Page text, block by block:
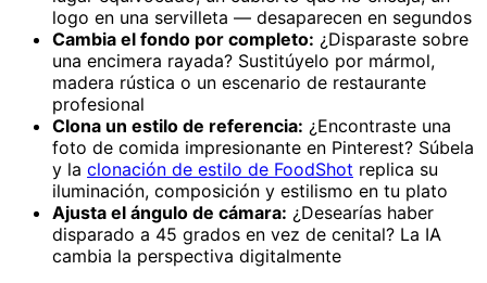
logo en una servilleta — desaparecen en segundos
Cambia el fondo por completo: ¿Disparaste sobre
una encimera rayada? Sustitúyelo por mármol,
madera rústica o un escenario de restaurante
profesional
Clona un estilo de referencia: ¿Encontraste una
foto de comida impresionante en Pinterest? Súbela
y la clonación de estilo de FoodShot replica su
iluminación, composición y estilismo en tu plato
Ajusta el ángulo de cámara: ¿Desearías haber
disparado a 45 grados en vez de cenital? La IA
cambia la perspectiva digitalmente